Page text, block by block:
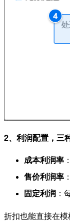
2、利润配置，三
成本利润率
售价利润率
固定利润 ：
折扣也能直接在